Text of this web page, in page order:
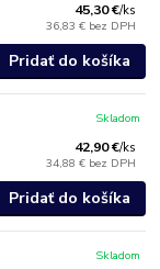
45,30 €/ks
36,83 € bez DPH
Pridať do košíka
42,90 €/ks
34,88 € bez DPH
Skladom
Pridať do košíka
Skladom